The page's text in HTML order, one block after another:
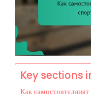
Key sections
Как